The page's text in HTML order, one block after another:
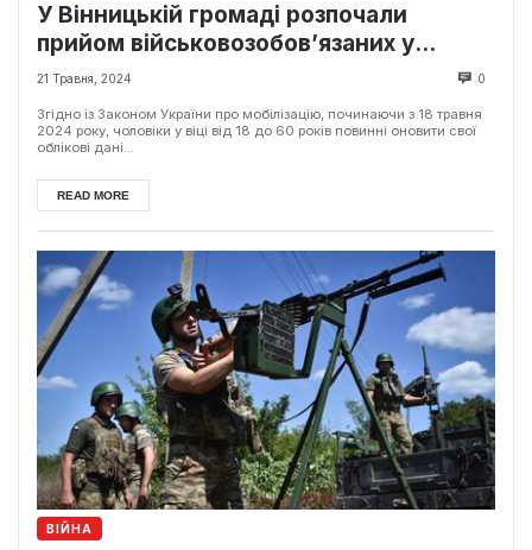
У Вінницькій громаді розпочали
прийом військовозобов’язаних у
ЦНАПах для оновлення їхніх
21 Травня, 2024 0
Згідно із Законом України про мобілізацію, починаючи з 18 травня
2024 року, чоловіки у віці від 18 до 60 років повинні оновити свої
облікові дані...
READ MORE
ВІЙНА